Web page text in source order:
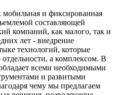
и фиксированная
составляющей
компаний, как малого, так и
лет - внедрение
технологий, которые
а комплексом. В
всеми необходимыми
и развитыми
чему мы предлагаем